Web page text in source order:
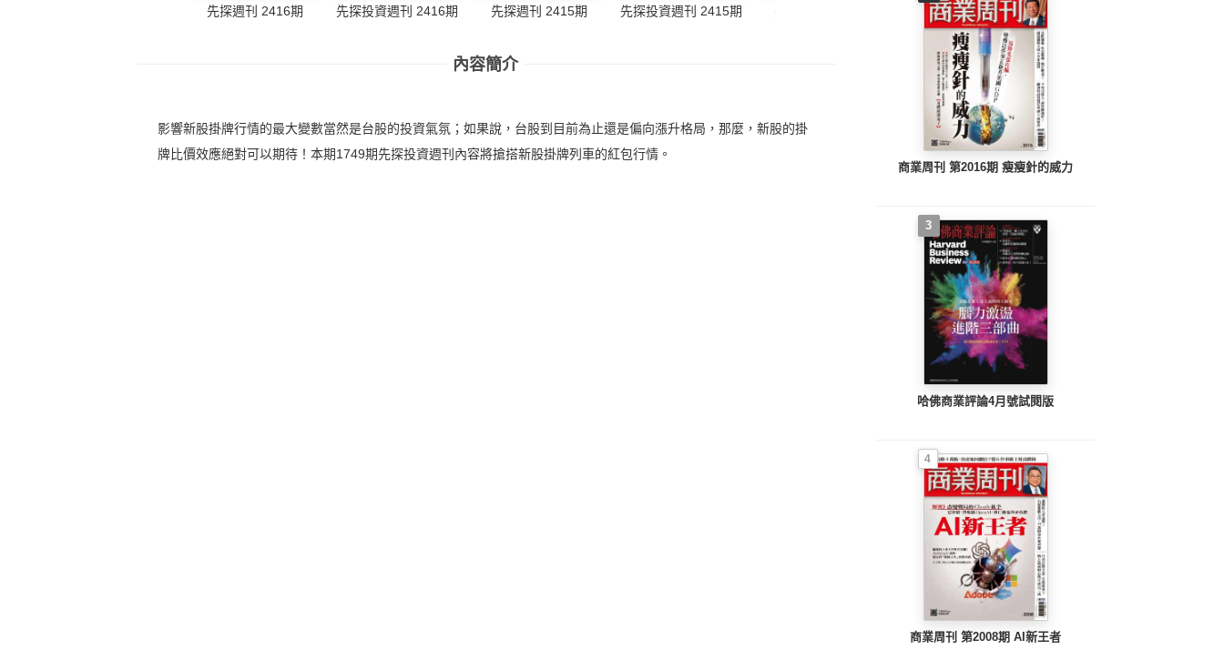
先探週刊 2416期 先探投資週刊 2416期 先探週刊 2415期 先探投資週刊 2415期 先探週刊 2414期 先探投資週刊 2414期
內容簡介
影響新股掛牌行情的最大變數當然是台股的投資氣氛；如果說，台股到目前為止還是偏向漲升格局，那麼，新股的掛
牌比價效應絕對可以期待！本期1749期先探投資週刊內容將搶搭新股掛牌列車的紅包行情。
商業周刊 第2016期 瘦瘦針的威力
3
哈佛商業評論4月號試閱版
4
商業周刊 第2008期 AI新王者